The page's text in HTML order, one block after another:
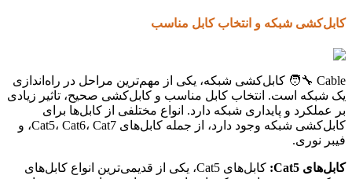
کابل‌کشی شبکه و انتخاب کابل مناسب
Cable 🧑‍🔧 کابل‌کشی شبکه، یکی از مهم‌ترین مراحل در راه‌اندازی
یک شبکه است. انتخاب کابل مناسب و کابل‌کشی صحیح، تاثیر زیادی
بر عملکرد و پایداری شبکه دارد. انواع مختلفی از کابل‌ها برای
کابل‌کشی شبکه وجود دارد، از جمله کابل‌های Cat5، Cat6، Cat7، و
فیبر نوری.
کابل‌های Cat5:
کابل‌های Cat5، یکی از قدیمی‌ترین انواع کابل‌های